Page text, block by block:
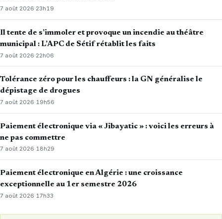
7 août 2026·23h19
Il tente de s’immoler et provoque un incendie au théâtre
municipal : L’APC de Sétif rétablit les faits
7 août 2026·22h06
Tolérance zéro pour les chauffeurs : la GN généralise le
dépistage de drogues
7 août 2026·19h56
Paiement électronique via « Jibayatic » : voici les erreurs à
ne pas commettre
7 août 2026·18h29
Paiement électronique en Algérie : une croissance
exceptionnelle au 1er semestre 2026
7 août 2026·17h33